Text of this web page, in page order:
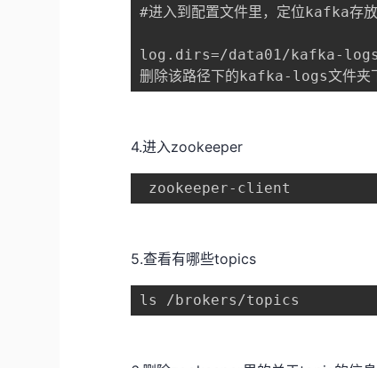
#进入到配置文件里，定位kafka存
log.dirs=/data01/kafka-logs
删除该路径下的kafka-logs文件夹
4.进入zookeeper
zookeeper-client
5.查看有哪些topics
ls /brokers/topics